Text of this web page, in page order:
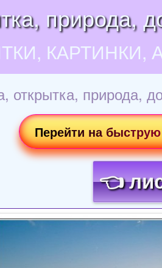
природа,
открытка, природа,
Перейти на
👈
Загрузка